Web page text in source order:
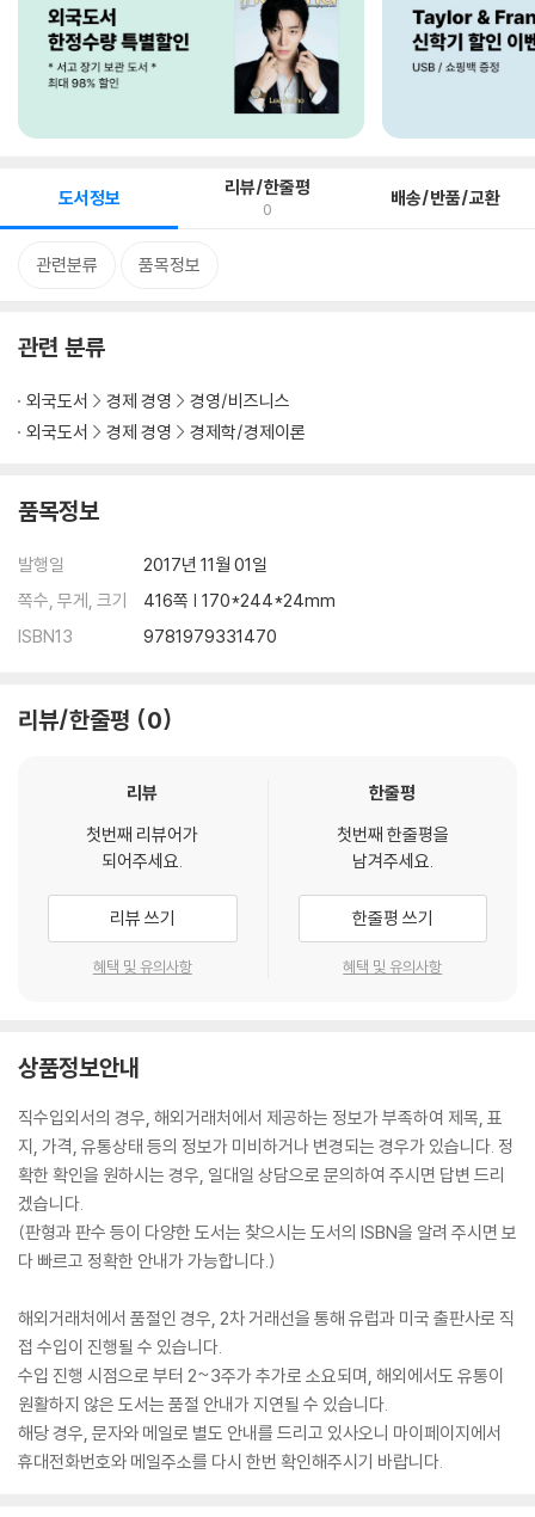
도서정보 리뷰/한줄평
0 배송/반품/교환
관련분류 품목정보
관련 분류
외국도서 경제 경영
경영/비즈니스
외국도서
경제 경영 경제학/경제이론
품목정보
발행일
2017년 11월 01일
쪽수, 무게, 크기
416쪽 | 170*244*24mm
ISBN13
9781979331470
리뷰/한줄평 0
리뷰
첫번째 리뷰어가
되어주세요.
리뷰 쓰기
혜택 및 유의사항
한줄평
첫번째 한줄평을
남겨주세요.
한줄평 쓰기
혜택 및 유의사항
상품정보안내
직수입외서의 경우, 해외거래처에서 제공하는 정보가 부족하여 제목, 표
지, 가격, 유통상태 등의 정보가 미비하거나 변경되는 경우가 있습니다. 정
확한 확인을 원하시는 경우, 일대일 상담으로 문의하여 주시면 답변 드리
겠습니다.
(판형과 판수 등이 다양한 도서는 찾으시는 도서의 ISBN을 알려 주시면 보
다 빠르고 정확한 안내가 가능합니다.)
해외거래처에서 품절인 경우, 2차 거래선을 통해 유럽과 미국 출판사로 직
접 수입이 진행될 수 있습니다.
수입 진행 시점으로 부터 2~3주가 추가로 소요되며, 해외에서도 유통이
원활하지 않은 도서는 품절 안내가 지연될 수 있습니다.
해당 경우, 문자와 메일로 별도 안내를 드리고 있사오니 마이페이지에서
휴대전화번호와 메일주소를 다시 한번 확인해주시기 바랍니다.